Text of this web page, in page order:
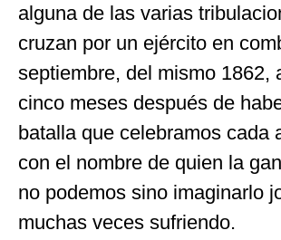
alguna de las varias
cruzan por un ejército en
septiembre, del mismo 1862,
cinco meses después de
batalla que celebramos cada
con el nombre de quien la
no podemos sino imaginarlo
muchas veces sufriendo.